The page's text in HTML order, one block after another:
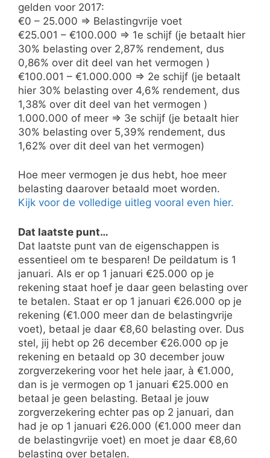
gelden voor 2017:
€0 – 25.000 => Belastingvrije voet
€25.001 – €100.000 => 1e schijf (je betaalt hier
30% belasting over 2,87% rendement, dus
0,86% over dit deel van het vermogen )
€100.001 – €1.000.000 => 2e schijf (je betaalt
hier 30% belasting over 4,6% rendement, dus
1,38% over dit deel van het vermogen )
1.000.000 of meer => 3e schijf (je betaalt hier
30% belasting over 5,39% rendement, dus
1,62% over dit deel van het vermogen)
Hoe meer vermogen je dus hebt, hoe meer
belasting daarover betaald moet worden.
Kijk voor de volledige uitleg vooral even hier.
Dat laatste punt…
Dat laatste punt van de eigenschappen is
essentieel om te besparen! De peildatum is 1
januari. Als er op 1 januari €25.000 op je
rekening staat hoef je daar geen belasting over
te betalen. Staat er op 1 januari €26.000 op je
rekening (€1.000 meer dan de belastingvrije
voet), betaal je daar €8,60 belasting over. Dus
stel, jij hebt op 26 december €26.000 op je
rekening en betaald op 30 december jouw
zorgverzekering voor het hele jaar, à €1.000,
dan is je vermogen op 1 januari €25.000 en
betaal je geen belasting. Betaal je jouw
zorgverzekering echter pas op 2 januari, dan
had je op 1 januari €26.000 (€1.000 meer dan
de belastingvrije voet) en moet je daar €8,60
belasting over betalen.